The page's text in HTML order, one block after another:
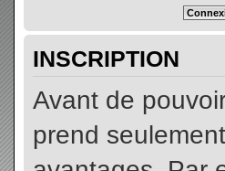
INSCRIPTION
Avant de
prend